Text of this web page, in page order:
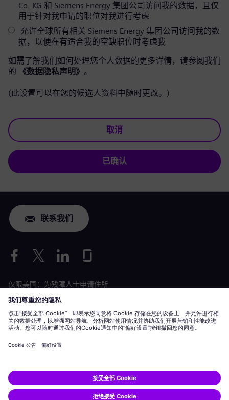
Co. KG 和 Siemens Energy 集团公司访问我的数据，且仅
用于针对我申请的职位对我进行考虑
允许全球所有相关 Siemens Energy 集团公司访问我的数
据，以便在有适合我的空缺职位时考虑我
如需了解我们如何处理您个人数据的更多详情，请参阅我们
的
《数据隐私声明》 。
(此设置可以在您的候选人资料中随时更改。)
取消
已确认
联系我们
仅限美国：为残障人士申请住所
劳工情况申请
Siemens Energy 是由 Siemens AG 授权的商标。